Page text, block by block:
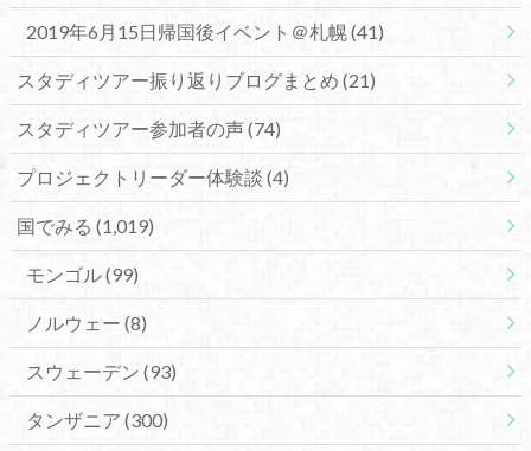
2019年6月15日帰国後イベント＠札幌(41)
スタディツアー振り返りブログまとめ (21)
スタディツアー参加者の声(74)
プロジェクトリーダー体験談 (4)
国でみる (1,019)
モンゴル(99)
ノルウェー (8)
スウェーデン (93)
タンザニア (300)